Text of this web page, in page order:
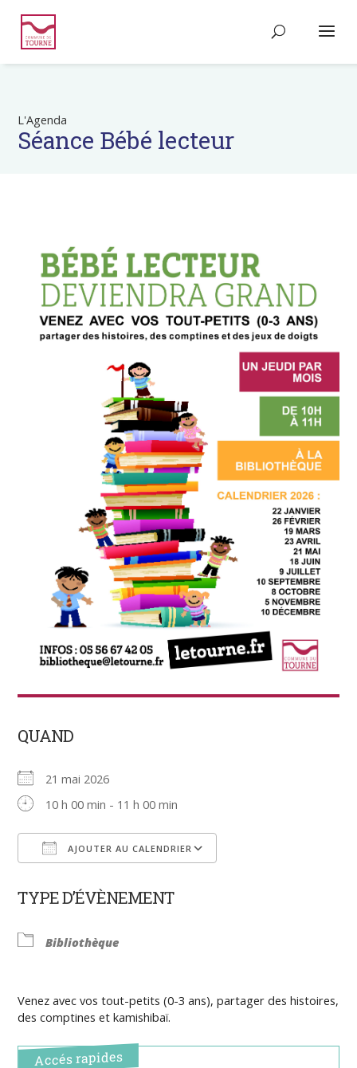
L'Agenda
Séance Bébé lecteur
QUAND
21 mai 2026
10 h 00 min - 11 h 00 min
AJOUTER AU CALENDRIER
TYPE D’ÉVÈNEMENT
Bibliothèque
Venez avec vos tout-petits (0-3 ans), partager des histoires,
des comptines et kamishibaï.
Accés rapides